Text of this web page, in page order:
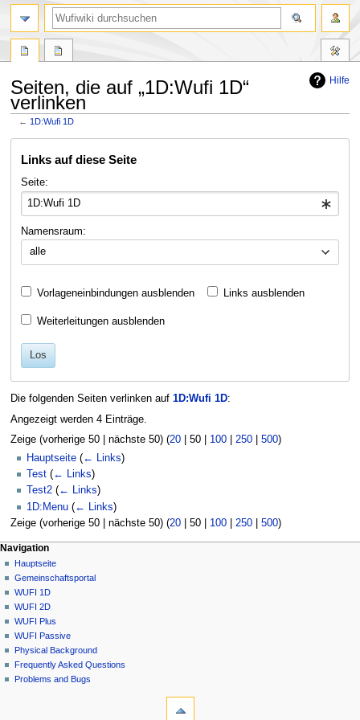
Hilfe
Seiten, die auf „1D:Wufi 1D“
verlinken
← 1D:Wufi 1D
Navigation
Suche
Links auf diese Seite
Seite:
Namensraum:
alle
Vorlageneinbindungen ausblenden Links ausblenden
Weiterleitungen ausblenden
Los
Die folgenden Seiten verlinken auf 1D:Wufi 1D:
Angezeigt werden 4 Einträge.
Zeige (vorherige 50| nächste 50) (20| 50| 100| 250| 500)
Hauptseite (← Links)
Test (← Links)
Test2 (← Links)
1D:Menu (← Links)
Zeige (vorherige 50| nächste 50) (20| 50| 100| 250| 500)
N
a
v
g
a
Seitenaktionen
1D
Diskussion
Lesen
Quelltext
anzeigen
Versionsgeschichte
Meine Werkzeuge
Anmelden
Navigation
Hauptseite
Gemeinschafts­portal
WUFI 1D
WUFI 2D
WUFI Plus
WUFI Passive
Physical Background
Frequently Asked Questions
Problems and Bugs
Suche